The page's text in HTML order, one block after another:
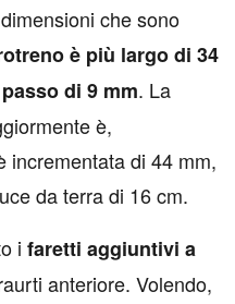
che sono
è più largo di 34
di 9 mm. La
è,
incrementata di 44 mm,
da terra di 16 cm.
i faretti aggiuntivi a
anteriore. Volendo,